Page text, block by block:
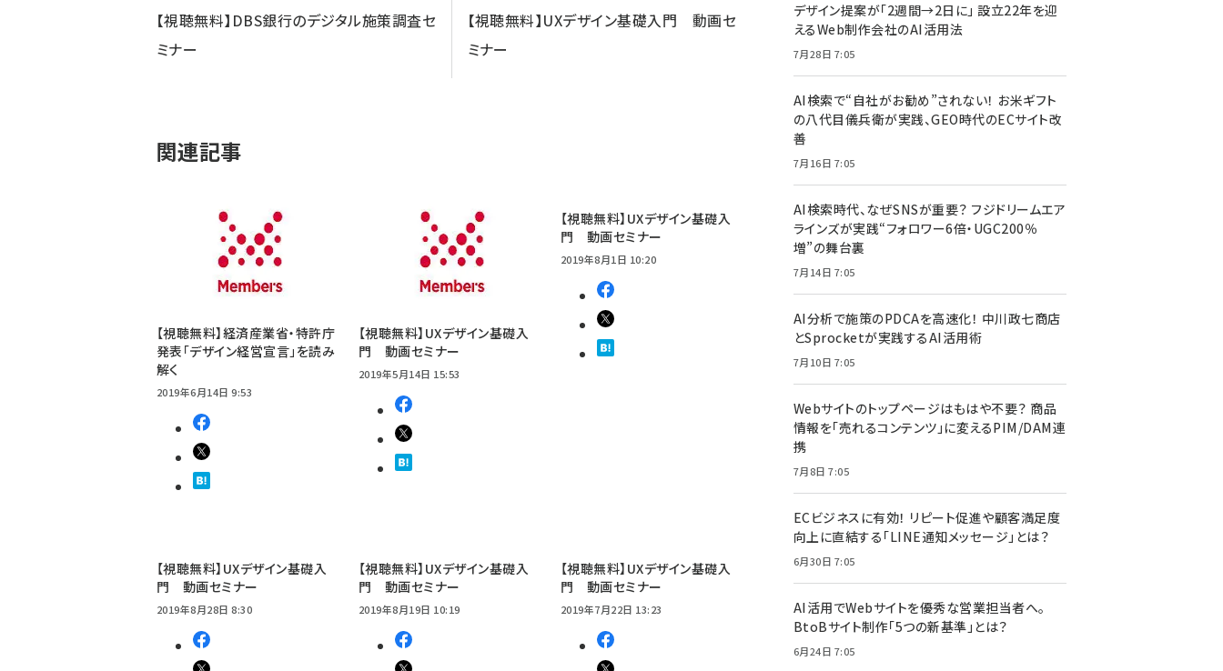
【視聴無料】DBS銀行のデジタル施策調査セ
ミナー
【視聴無料】UXデザイン基礎入門 動画セ
ミナー
関連記事
【視聴無料】経済産業省・特許庁
発表「デザイン経営宣言」を読み
解く
2019年6月14日 9:53
【視聴無料】UXデザイン基礎入
門 動画セミナー
2019年5月14日 15:53
【視聴無料】UXデザイン基礎入
門 動画セミナー
2019年8月1日 10:20
【視聴無料】UXデザイン基礎入
門 動画セミナー
2019年8月28日 8:30
【視聴無料】UXデザイン基礎入
門 動画セミナー
2019年8月19日 10:19
【視聴無料】UXデザイン基礎入
門 動画セミナー
2019年7月22日 13:23
デザイン提案が「2週間→2日に」 設立22年を迎
えるWeb制作会社のAI活用法
7月28日 7:05
AI検索で“自社がお勧め”されない！ お米ギフト
の八代目儀兵衛が実践、GEO時代のECサイト改
善
7月16日 7:05
AI検索時代、なぜSNSが重要？ フジドリームエア
ラインズが実践“フォロワー6倍・UGC200％
増”の舞台裏
7月14日 7:05
AI分析で施策のPDCAを高速化！ 中川政七商店
とSprocketが実践するAI活用術
7月10日 7:05
Webサイトのトップページはもはや不要？ 商品
情報を「売れるコンテンツ」に変えるPIM/DAM連
携
7月8日 7:05
ECビジネスに有効！ リピート促進や顧客満足度
向上に直結する「LINE通知メッセージ」とは？
6月30日 7:05
AI活用でWebサイトを優秀な営業担当者へ。
BtoBサイト制作「5つの新基準」とは？
6月24日 7:05